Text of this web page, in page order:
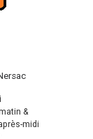
&
midi